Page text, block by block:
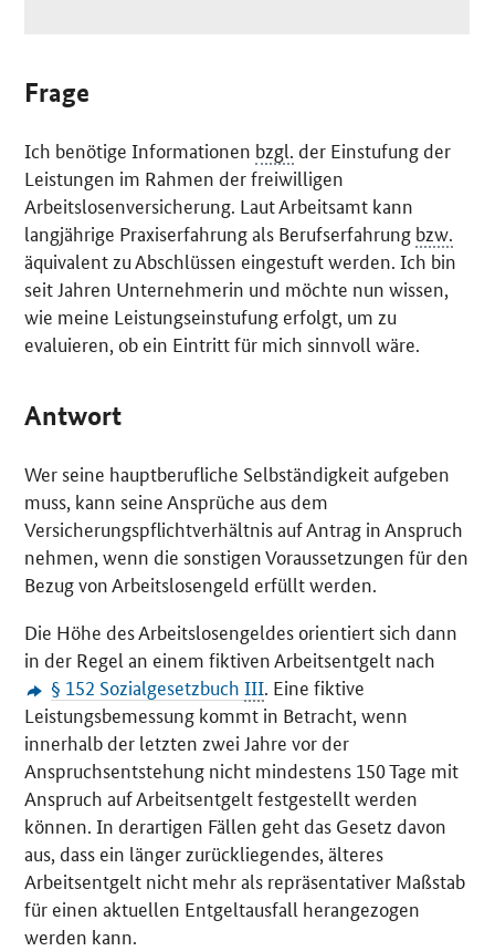
Frage
Ich benötige Informationen bzgl. der Einstufung der
Leistungen im Rahmen der freiwilligen
Arbeitslosenversicherung. Laut Arbeitsamt kann
langjährige Praxiserfahrung als Berufserfahrung bzw.
äquivalent zu Abschlüssen eingestuft werden. Ich bin
seit Jahren Unternehmerin und möchte nun wissen,
wie meine Leistungseinstufung erfolgt, um zu
evaluieren, ob ein Eintritt für mich sinnvoll wäre.
Antwort
Wer seine hauptberufliche Selbständigkeit aufgeben
muss, kann seine Ansprüche aus dem
Versicherungspflichtverhältnis auf Antrag in Anspruch
nehmen, wenn die sonstigen Voraussetzungen für den
Bezug von Arbeitslosengeld erfüllt werden.
Die Höhe des Arbeitslosengeldes orientiert sich dann
in der Regel an einem fiktiven Arbeitsentgelt nach
§ 152 Sozialgesetzbuch III. Eine fiktive
Leistungsbemessung kommt in Betracht, wenn
innerhalb der letzten zwei Jahre vor der
Anspruchsentstehung nicht mindestens 150 Tage mit
Anspruch auf Arbeitsentgelt festgestellt werden
können. In derartigen Fällen geht das Gesetz davon
aus, dass ein länger zurückliegendes, älteres
Arbeitsentgelt nicht mehr als repräsentativer Maßstab
für einen aktuellen Entgeltausfall herangezogen
werden kann.